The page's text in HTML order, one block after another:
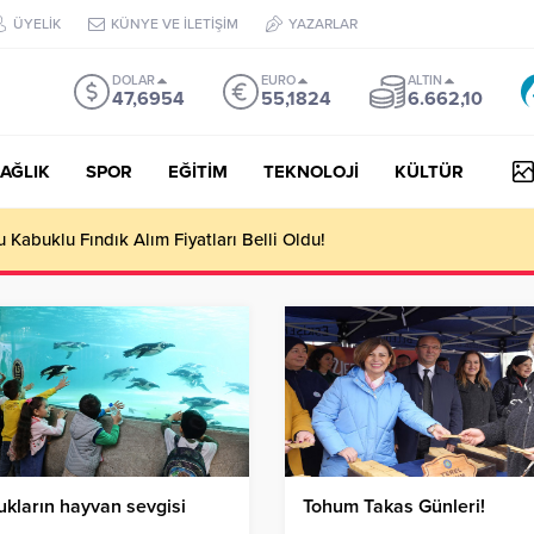
ÜYELİK KÜNYE VE İLETİŞİM YAZARLAR
DOLAR
47,6954
EURO
55,1824
ALTIN
6.662,10
SPOR EĞİTİM TEKNOLOJİ KÜLTÜR
Fındık Alım Fiyatları Belli Oldu!
hayvan sevgisi Tohum Takas Günleri!